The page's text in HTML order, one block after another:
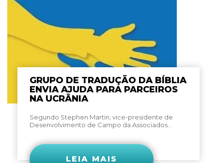
GRUPO DE TRADUÇÃO DA BÍBLIA
ENVIA AJUDA PARA PARCEIROS
NA UCRÂNIA
Segundo Stephen Martin, vice-presidente de
Desenvolvimento de Campo da Associados...
LEIA MAIS